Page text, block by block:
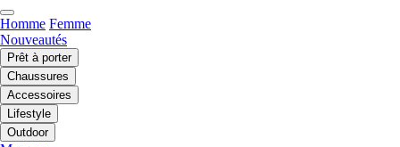
Homme Femme
Nouveautés
Prêt à porter
Chaussures
Accessoires
Lifestyle
Outdoor